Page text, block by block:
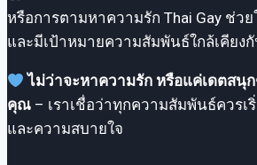
หรือการตามหาความรัก Thai Gay ช่ว
และมีเป้าหมายความสัมพันธ์ใกล้เคียง
ไม่ว่าจะหาความรัก หรือแค่เดตสนุก
คุณ – เราเชื่อว่าทุกความสัมพันธ์ควรเ
และความสบายใจ